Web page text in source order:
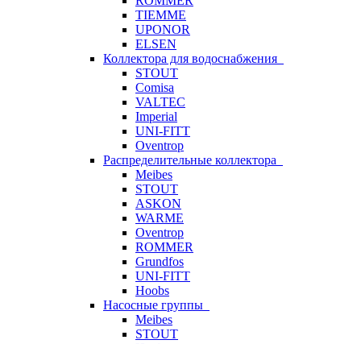
TIEMME
UPONOR
ELSEN
Коллектора для водоснабжения
STOUT
Comisa
VALTEC
Imperial
UNI-FITT
Oventrop
Распределительные коллектора
Meibes
STOUT
ASKON
WARME
Oventrop
ROMMER
Grundfos
UNI-FITT
Hoobs
Насосные группы
Meibes
STOUT